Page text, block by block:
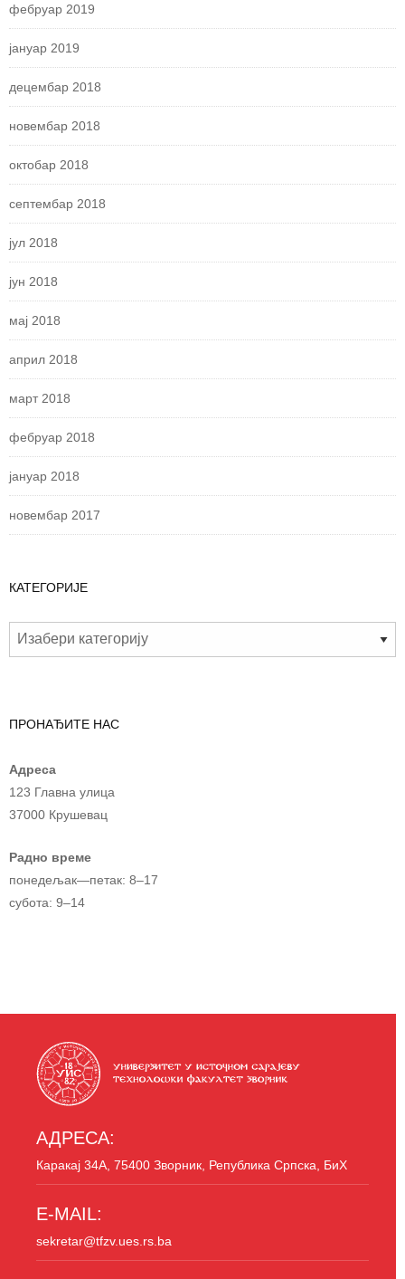
фебруар 2019
јануар 2019
децембар 2018
новембар 2018
октобар 2018
септембар 2018
јул 2018
јун 2018
мај 2018
април 2018
март 2018
фебруар 2018
јануар 2018
новембар 2017
КАТЕГОРИЈЕ
ПРОНАЂИТЕ НАС
Адреса
123 Главна улица
37000 Крушевац
Радно време
понедељак—петак: 8–17
субота: 9–14
АДРЕСА:
Каракај 34A, 75400 Зворник, Република Српска, БиХ
E-MAIL:
sekretar@tfzv.ues.rs.ba